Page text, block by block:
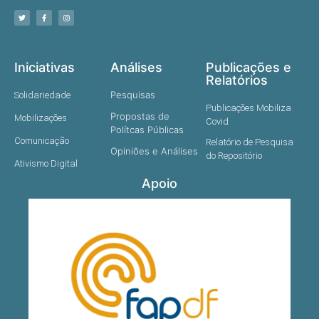
Iniciativas
Solidariedade
Mobilizações
Comunicação
Ativismo Digital
Análises
Pesquisas
Propostas de
Polítcas Públicas
Opiniões e Análises
Publicações e
Relatórios
Publicações Mobiliza
Covid
Relatório de Pesquisa
do Repositório
Apoio